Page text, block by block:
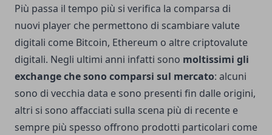
Più passa il tempo più si verifica la comparsa di
nuovi player che permettono di scambiare valute
digitali come Bitcoin, Ethereum o altre criptovalute
digitali. Negli ultimi anni infatti sono moltissimi gli
exchange che sono comparsi sul mercato: alcuni
sono di vecchia data e sono presenti fin dalle origini,
altri si sono affacciati sulla scena più di recente e
sempre più spesso offrono prodotti particolari come